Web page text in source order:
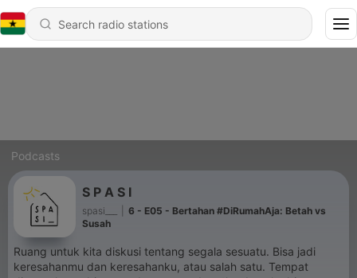
Podcasts
S P A S I
spasi___
6 - E05 - Bertahan #DiRumahAja: Betah vs
Susah
Ruang untuk kita diskusi tentang segala sesuatu. Bisa jadi
keresahanmu dan keresahanku, atau salah satu. Tempat